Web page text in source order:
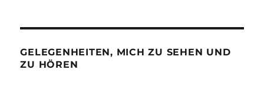
GELEGENHEITEN, MICH ZU SEHEN UND
ZU HÖREN